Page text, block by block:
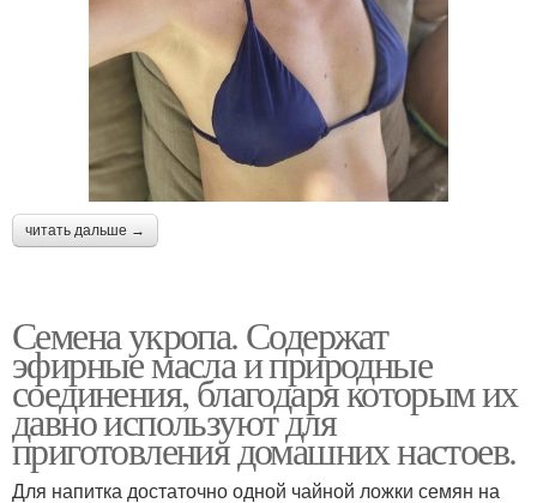
читать дальше →
Семена укропа. Содержат
эфирные масла и природные
соединения, благодаря которым их
давно используют для
приготовления домашних настоев.
Для напитка достаточно одной чайной ложки семян на